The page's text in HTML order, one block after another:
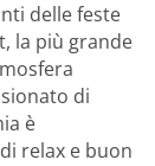
delle feste
la più grande
di
è
relax e buon